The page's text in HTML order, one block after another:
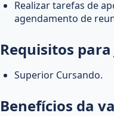
Realizar tarefas de
agendamento de
Requisitos
Superior Cursando.
Benefícios da